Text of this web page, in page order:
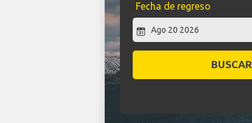
Fecha de regreso
BUSCAR